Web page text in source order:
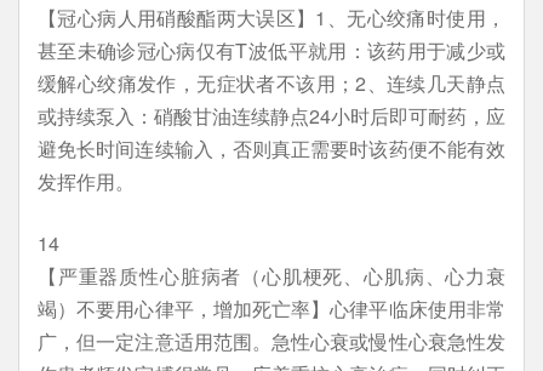
【冠心病人用硝酸酯两大误区】1、无心绞痛时使用，
甚至未确诊冠心病仅有T波低平就用：该药用于减少或
缓解心绞痛发作，无症状者不该用；2、连续几天静点
或持续泵入：硝酸甘油连续静点24小时后即可耐药，应
避免长时间连续输入，否则真正需要时该药便不能有效
发挥作用。
14
【严重器质性心脏病者（心肌梗死、心肌病、心力衰
竭）不要用心律平，增加死亡率】心律平临床使用非常
广，但一定注意适用范围。急性心衰或慢性心衰急性发